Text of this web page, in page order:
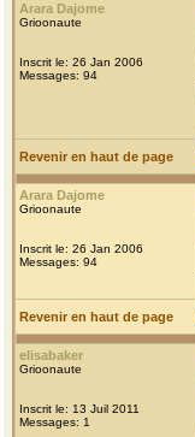
Arara Dajome
Grioonaute
Inscrit le: 26 Jan 2006
Messages: 94
Revenir en haut de page
Arara Dajome
Grioonaute
Inscrit le: 26 Jan 2006
Messages: 94
Revenir en haut de page
elisabaker
Grioonaute
Inscrit le: 13 Juil 2011
Messages: 1